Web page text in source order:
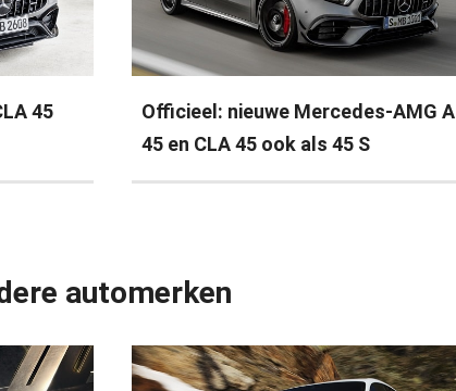
45
Officieel: nieuwe Mercedes-AMG A
45 en CLA 45 ook als 45 S
automerken